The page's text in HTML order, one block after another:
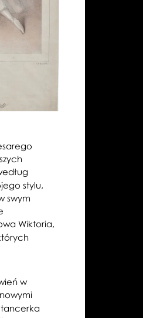
stylu,
swym
Wiktoria,
w
tancerka